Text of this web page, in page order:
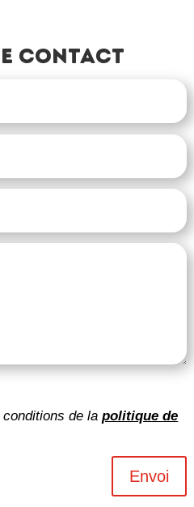
contact
conditions de lapolitique de
Envoi